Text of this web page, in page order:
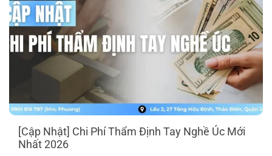
[Cập Nhật] Chi Phí Thẩm Định Tay Nghề Úc Mới
Nhất 2026